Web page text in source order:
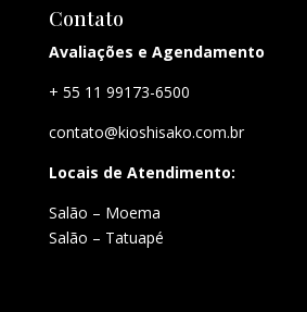
Contato
Avaliações e Agendamento
+ 55 11 99173-6500
contato@kioshisako.com.br
Locais de Atendimento:
Salão – Moema
Salão – Tatuapé